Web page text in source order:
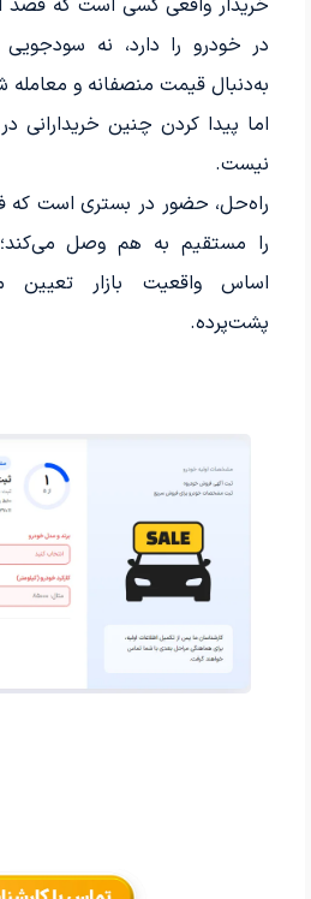
در خودرو را دارد، نه سودجویی
به‌دنبال قیمت منصفانه و
اما پیدا کردن چنین خریدارانی
نیست.
راه‌حل، حضور در بستری است که
را مستقیم به هم وصل
اساس واقعیت بازار تعیین
پشت‌پرده.